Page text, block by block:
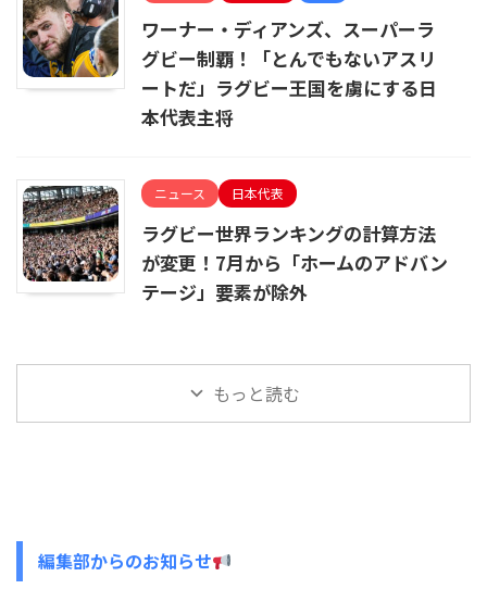
ワーナー・ディアンズ、スーパーラ
グビー制覇！「とんでもないアスリ
ートだ」ラグビー王国を虜にする日
本代表主将
ニュース 日本代表
ラグビー世界ランキングの計算方法
が変更！7月から「ホームのアドバン
テージ」要素が除外
もっと読む
編集部からのお知らせ